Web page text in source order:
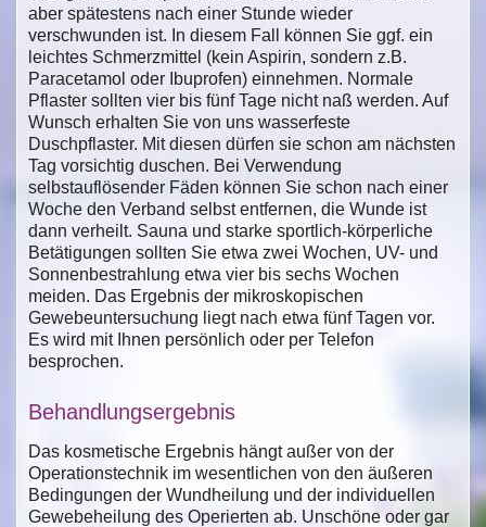
aber spätestens nach einer Stunde wieder
verschwunden ist. In diesem Fall können Sie ggf. ein
leichtes Schmerzmittel (kein Aspirin, sondern z.B.
Paracetamol oder Ibuprofen) einnehmen. Normale
Pflaster sollten vier bis fünf Tage nicht naß werden. Auf
Wunsch erhalten Sie von uns wasserfeste
Duschpflaster. Mit diesen dürfen sie schon am nächsten
Tag vorsichtig duschen. Bei Verwendung
selbstauflösender Fäden können Sie schon nach einer
Woche den Verband selbst entfernen, die Wunde ist
dann verheilt. Sauna und starke sportlich-körperliche
Betätigungen sollten Sie etwa zwei Wochen, UV- und
Sonnenbestrahlung etwa vier bis sechs Wochen
meiden. Das Ergebnis der mikroskopischen
Gewebeuntersuchung liegt nach etwa fünf Tagen vor.
Es wird mit Ihnen persönlich oder per Telefon
besprochen.
Behandlungsergebnis
Das kosmetische Ergebnis hängt außer von der
Operationstechnik im wesentlichen von den äußeren
Bedingungen der Wundheilung und der individuellen
Gewebeheilung des Operierten ab. Unschöne oder gar